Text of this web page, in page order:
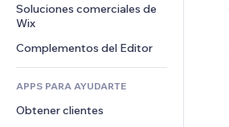
Crowdfunding
Alimentos y bebidas
Noticias
Servicios de contenido
Efectos de texto
Banners e insignias
Calculadoras
Buscar
Teléfono
Comunidad
Reseñas y testimonios
Soluciones comerciales de
Wix
Complementos del Editor
APPS PARA AYUDARTE
Obtener clientes